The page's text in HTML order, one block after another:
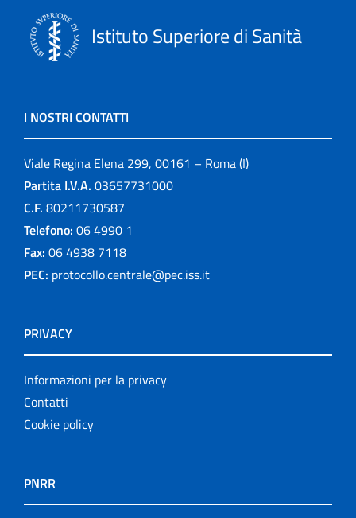
Istituto Superiore di Sanità
I NOSTRI CONTATTI
Viale Regina Elena 299, 00161 – Roma (I)
Partita I.V.A. 03657731000
C.F. 80211730587
Telefono: 06 4990 1
Fax: 06 4938 7118
PEC: protocollo.centrale@pec.iss.it
PRIVACY
Informazioni per la privacy
Contatti
Cookie policy
PNRR